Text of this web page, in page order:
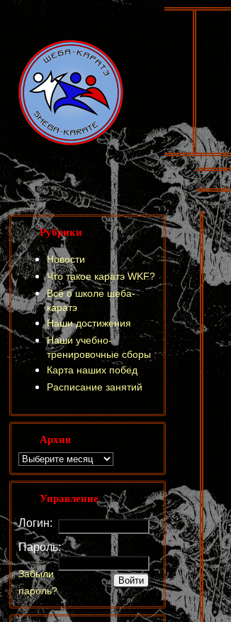
Рубрики
Новости
Что такое каратэ WKF?
Всё о школе шеба-
каратэ
Наши достижения
Наши учебно-
тренировочные сборы
Карта наших побед
Расписание занятий
Архив
Управление
Логин:
Пароль:
Забыли
пароль?